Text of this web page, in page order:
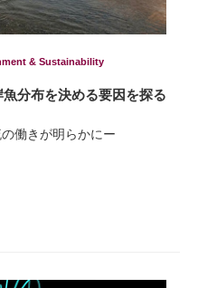
& Sustainability
分布を決める要因を探る
働きが明らかにー